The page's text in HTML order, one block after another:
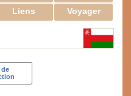
Liens Voyager
de